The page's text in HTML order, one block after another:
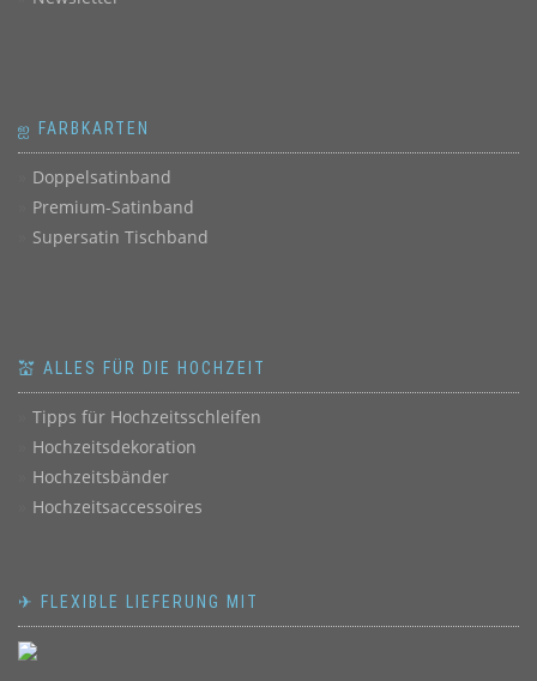
ஐ FARBKARTEN
Doppelsatinband
Premium-Satinband
Supersatin Tischband
💒 ALLES FÜR DIE HOCHZEIT
Tipps für Hochzeitsschleifen
Hochzeitsdekoration
Hochzeitsbänder
Hochzeitsaccessoires
✈ FLEXIBLE LIEFERUNG MIT